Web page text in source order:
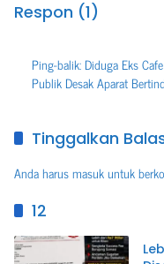
Respon (1)
Ping-balik: Diduga Eks
Publik Desak Aparat
Tinggalkan
Anda harusmasukuntuk
12